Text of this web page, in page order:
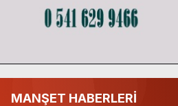
MANŞET HABERLERİ